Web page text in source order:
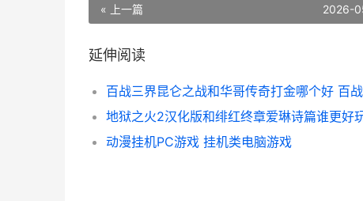
« 上一篇 2026-
延伸阅读
动漫挂机PC游戏 挂机类电脑游戏